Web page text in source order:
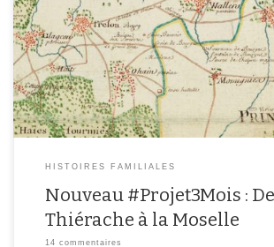
#Projet3Mois. L’idée est de choisir un sujet et de se
pour l’approfondir. L’intérêt est aussi de pouvoir
généalogique en essayant d’aller plus loin que les
un bref retour d’expérience, je […]
HISTOIRES FAMILIALES
Nouveau #Projet3Mois :
Thiérache à la Moselle
14 commentaires